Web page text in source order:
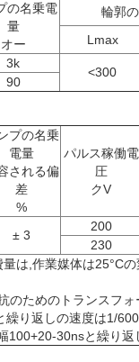
の名乗電
量
オー
輪郭
Lmax
3k
<300
90
プの名乗
電量
される偏
差
%
パルス稼働電
圧
クV
± 3
200
230
は,作業媒体は25°C
のためのトランスフ
繰り返しの速度は1/
100+20-30nsと繰り